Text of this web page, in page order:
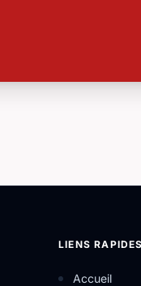
LIENS RAPIDES
Accueil